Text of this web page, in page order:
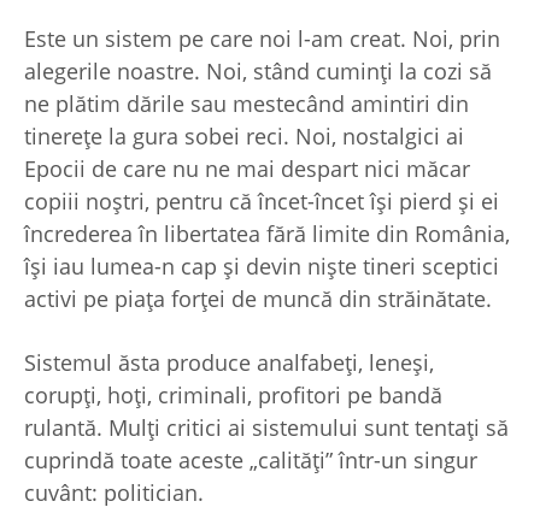
Este un sistem pe care noi l-am creat. Noi, prin
alegerile noastre. Noi, stând cuminţi la cozi să
ne plătim dările sau mestecând amintiri din
tinereţe la gura sobei reci. Noi, nostalgici ai
Epocii de care nu ne mai despart nici măcar
copiii noştri, pentru că încet-încet îşi pierd şi ei
încrederea în libertatea fără limite din România,
îşi iau lumea-n cap şi devin nişte tineri sceptici
activi pe piaţa forţei de muncă din străinătate.
Sistemul ăsta produce analfabeţi, leneşi,
corupţi, hoţi, criminali, profitori pe bandă
rulantă. Mulţi critici ai sistemului sunt tentaţi să
cuprindă toate aceste „calităţi” într-un singur
cuvânt: politician.